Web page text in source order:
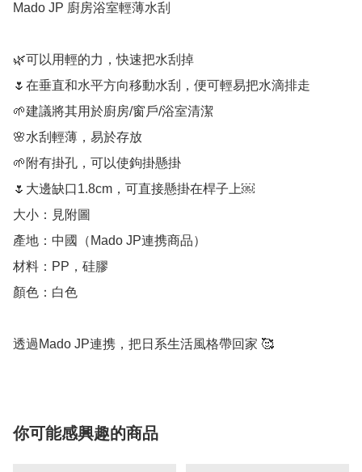
Mado JP 廚房浴室輕薄水刮
🌿可以用輕的力，快速把水刮掉
🌷在垂直和水平方向移動水刮，便可輕易把水滴排走
🌱建議將其用於廚房/窗戶/浴室清潔
🌸水刮輕薄，易於存放
🌱附有掛孔，可以使鉤掛懸掛
🌷大邊缺口1.8cm，可直接懸掛在桿子上￼
大小：見附圖
產地：中國（Mado JP連携商品）
材料：PP，硅膠
顏色：白色
透過Mado JP連携，把日系生活風格帶回家 🥰
你可能感興趣的商品